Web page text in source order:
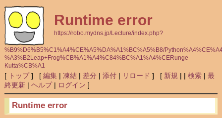
Runtime error
https://robo.mydns.jp/Lecture/index.php?
%B9%D6%B5%C1%A4%CE%A5%DA%A1%BC%A5%B8/
%A3%B2Leap+Frog%CB%A1%A4%C84%BC%A1%A4%CERunge-
Kutta%CB%A1
[ トップ] [ 編集| 凍結 | 差分 | 添付| リロード ] [ 新規 | | 検索| 最
終更新| ヘルプ| ログイン ]
Runtime error